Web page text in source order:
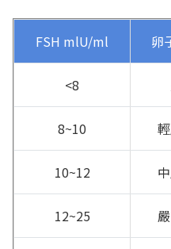
FSH mlU/ml 卵
<8
8~10
10~12
12~25